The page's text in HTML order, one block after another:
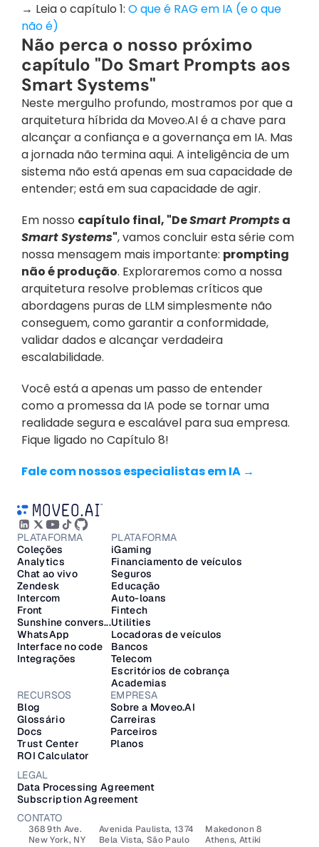
‭→ Leia o capítulo 1: O que é RAG em IA (e o que
não é)
Não perca o nosso próximo
capítulo "Do Smart Prompts aos
Smart Systems"
Neste mergulho profundo, mostramos por que a
arquitetura híbrida da Moveo.AI é a chave para
alcançar a confiança e a governança em IA. Mas
a jornada não termina aqui. A inteligência de um
sistema não está apenas em sua capacidade de
entender; está em sua capacidade de agir.
Em nosso capítulo final, "De Smart Prompts
Smart Systems", vamos concluir esta série com
nossa mensagem mais importante: prompting
não é produção. Exploraremos como a nossa
arquitetura resolve problemas críticos que
abordagens puras de LLM simplesmente não
conseguem, como garantir a conformidade,
validar dados e alcançar verdadeira
escalabilidade.
Você está a apenas um passo de entender
como a promessa da IA pode se tornar uma
realidade segura e escalável para sua empresa.
Fique ligado no Capítulo 8!
Fale com nossos especialistas em IA →
PLATAFORMA
Interface no code
Coleções
Analytics
Chat ao vivo
Zendesk
Intercom
Front
WhatsApp
Sunshine convers...
Integrações
LEGAL
Data Processing Agreement
Subscription Agreement
RECURSOS
Blog
Glossário
Docs
Trust Center
ROI Calculator
EMPRESA
Sobre a Moveo.AI
Carreiras
Parceiros
Planos
PLATAFORMA
Financiamento de veículos
Seguros
iGaming
Educação
Auto-loans
Fintech
Utilities
Locadoras de veículos
Bancos
Telecom
Escritórios de cobrança
Academias
CONTATO
Makedonon 8
Athens, Attiki
368 9th Ave.
New York, NY
Avenida Paulista, 1374
Bela Vista, São Paulo